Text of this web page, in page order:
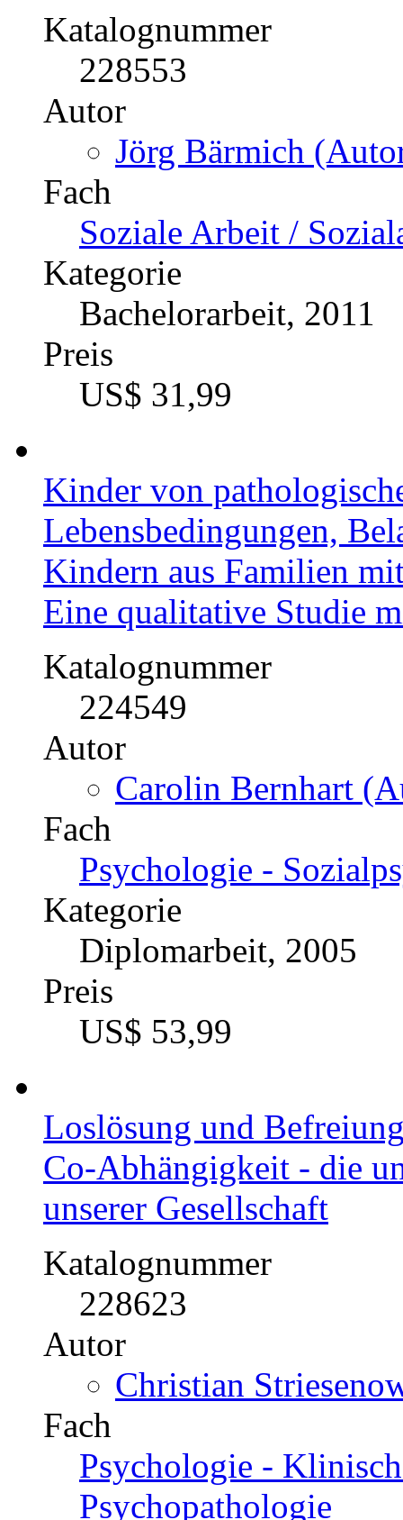
Katalognummer
228553
Autor
Jörg Bärmich
Fach
Soziale Arbeit /
Kategorie
Bachelorarbeit, 2011
Preis
US$ 31,99
Kinder von
Lebensbedingungen,
Kindern aus Familien
Eine qualitative Studie
Katalognummer
224549
Autor
Carolin Bernhart
Fach
Psychologie -
Kategorie
Diplomarbeit, 2005
Preis
US$ 53,99
Loslösung und
Co-Abhängigkeit - die
unserer Gesellschaft
Katalognummer
228623
Autor
Christian
Fach
Psychologie -
Psychopathologie